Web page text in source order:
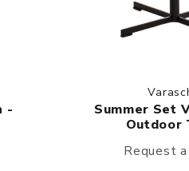
-
Summer Set
Outdoor
Request